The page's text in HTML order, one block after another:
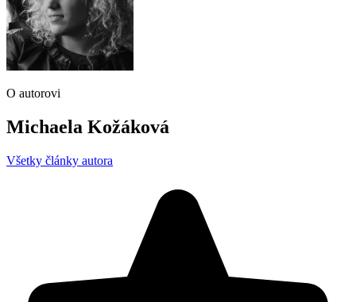
O autorovi
Michaela Kožáková
Všetky články autora